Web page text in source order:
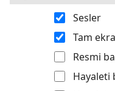
Sesler
Tam
Resmi
Hayaleti